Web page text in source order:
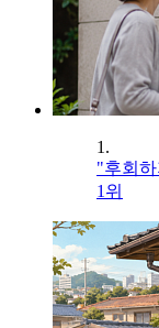
1.
"후회
1위